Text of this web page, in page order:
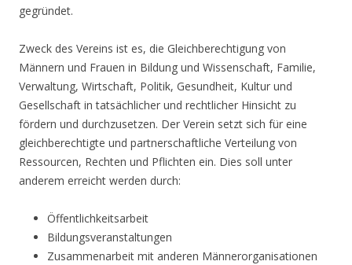
gegründet.
Zweck des Vereins ist es, die Gleichberechtigung von
Männern und Frauen in Bildung und Wissenschaft, Familie,
Verwaltung, Wirtschaft, Politik, Gesundheit, Kultur und
Gesellschaft in tatsächlicher und rechtlicher Hinsicht zu
fördern und durchzusetzen. Der Verein setzt sich für eine
gleichberechtigte und partnerschaftliche Verteilung von
Ressourcen, Rechten und Pflichten ein. Dies soll unter
anderem erreicht werden durch:
Öffentlichkeitsarbeit
Bildungsveranstaltungen
Zusammenarbeit mit anderen Männerorganisationen